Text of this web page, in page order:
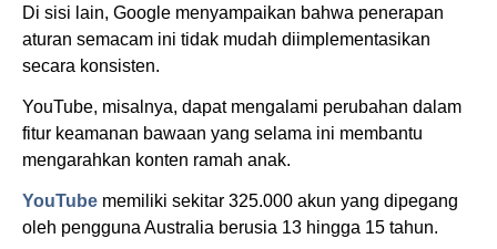
Di sisi lain, Google menyampaikan bahwa penerapan
aturan semacam ini tidak mudah diimplementasikan
secara konsisten.
YouTube, misalnya, dapat mengalami perubahan dalam
fitur keamanan bawaan yang selama ini membantu
mengarahkan konten ramah anak.
YouTube memiliki sekitar 325.000 akun yang dipegang
oleh pengguna Australia berusia 13 hingga 15 tahun.